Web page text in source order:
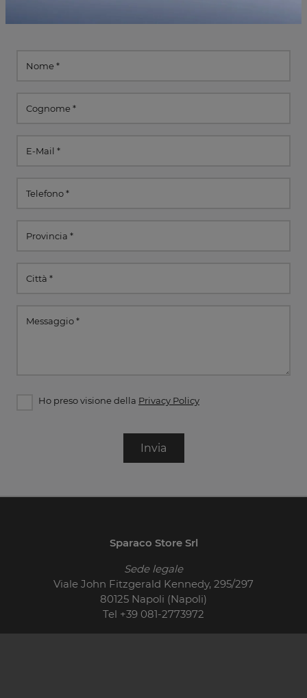
Ho preso visione della Privacy Policy
Invia
Sparaco Store Srl
Sede legale
Viale John Fitzgerald Kennedy, 295/297
80125 Napoli (Napoli)
Tel +39 081-2773972